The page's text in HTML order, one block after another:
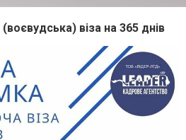
віза на 365 днів